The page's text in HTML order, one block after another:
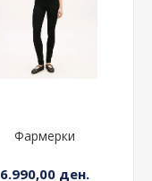
Фармерки
6.990,00 ден.